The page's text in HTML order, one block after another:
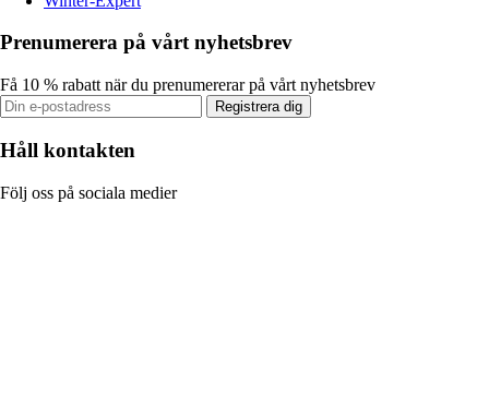
Prenumerera på vårt nyhetsbrev
Få 10 % rabatt när du prenumererar på vårt nyhetsbrev
Registrera dig
Håll kontakten
Följ oss på sociala medier